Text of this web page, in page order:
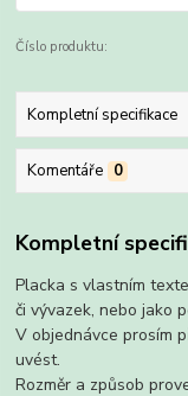
Číslo produktu:
Kompletní specifikace
Komentáře 0
Kompletní
Placka s vlastním
či vývazek, nebo jako
V objednávce prosím
uvést.
Rozměr a způsob